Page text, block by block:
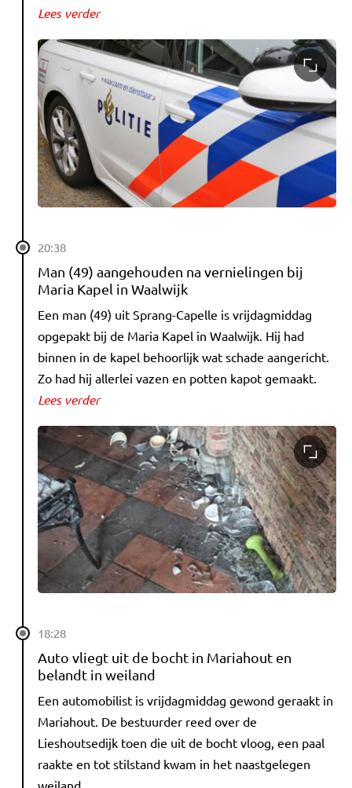
Lees verder
20:38
Man (49) aangehouden na vernielingen bij
Maria Kapel in Waalwijk
Een man (49) uit Sprang-Capelle is vrijdagmiddag
opgepakt bij de Maria Kapel in Waalwijk. Hij had
binnen in de kapel behoorlijk wat schade aangericht.
Zo had hij allerlei vazen en potten kapot gemaakt.
Lees verder
18:28
Auto vliegt uit de bocht in Mariahout en
belandt in weiland
Een automobilist is vrijdagmiddag gewond geraakt in
Mariahout. De bestuurder reed over de
Lieshoutsedijk toen die uit de bocht vloog, een paal
raakte en tot stilstand kwam in het naastgelegen